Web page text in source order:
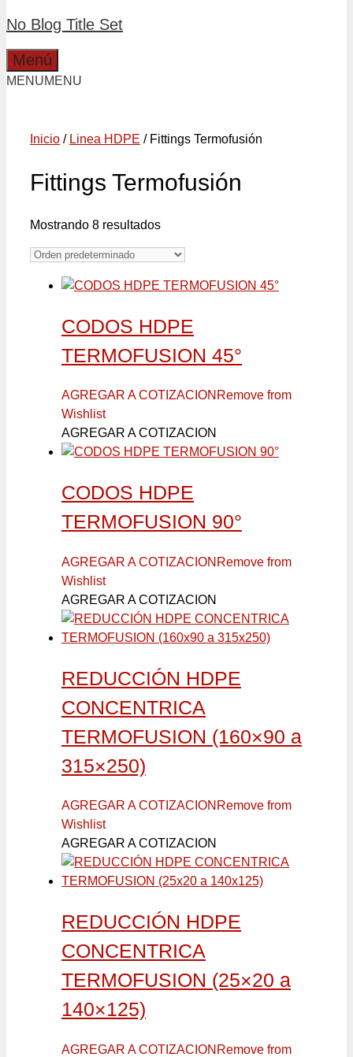
No Blog Title Set
Menú
MENUMENU
Inicio / Linea HDPE / Fittings Termofusión
Fittings Termofusión
Mostrando 8 resultados
CODOS HDPE
TERMOFUSION 45°
AGREGAR A COTIZACION Remove from
Wishlist
AGREGAR A COTIZACION
CODOS HDPE
TERMOFUSION 90°
AGREGAR A COTIZACION Remove from
Wishlist
AGREGAR A COTIZACION
REDUCCIÓN HDPE
CONCENTRICA
TERMOFUSION (160×90 a
315×250)
AGREGAR A COTIZACION Remove from
Wishlist
AGREGAR A COTIZACION
REDUCCIÓN HDPE
CONCENTRICA
TERMOFUSION (25×20 a
140×125)
AGREGAR A COTIZACION Remove from